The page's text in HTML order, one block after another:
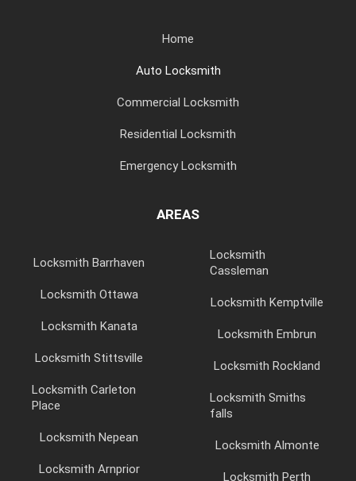
Home
Auto Locksmith
Commercial Locksmith
Residential Locksmith
Emergency Locksmith
AREAS
Locksmith Barrhaven
Locksmith Ottawa
Locksmith Kanata
Locksmith Stittsville
Locksmith Carleton
Place
Locksmith Nepean
Locksmith Arnprior
Locksmith
Cassleman
Locksmith Kemptville
Locksmith Embrun
Locksmith Rockland
Locksmith Smiths
falls
Locksmith Almonte
Locksmith Perth